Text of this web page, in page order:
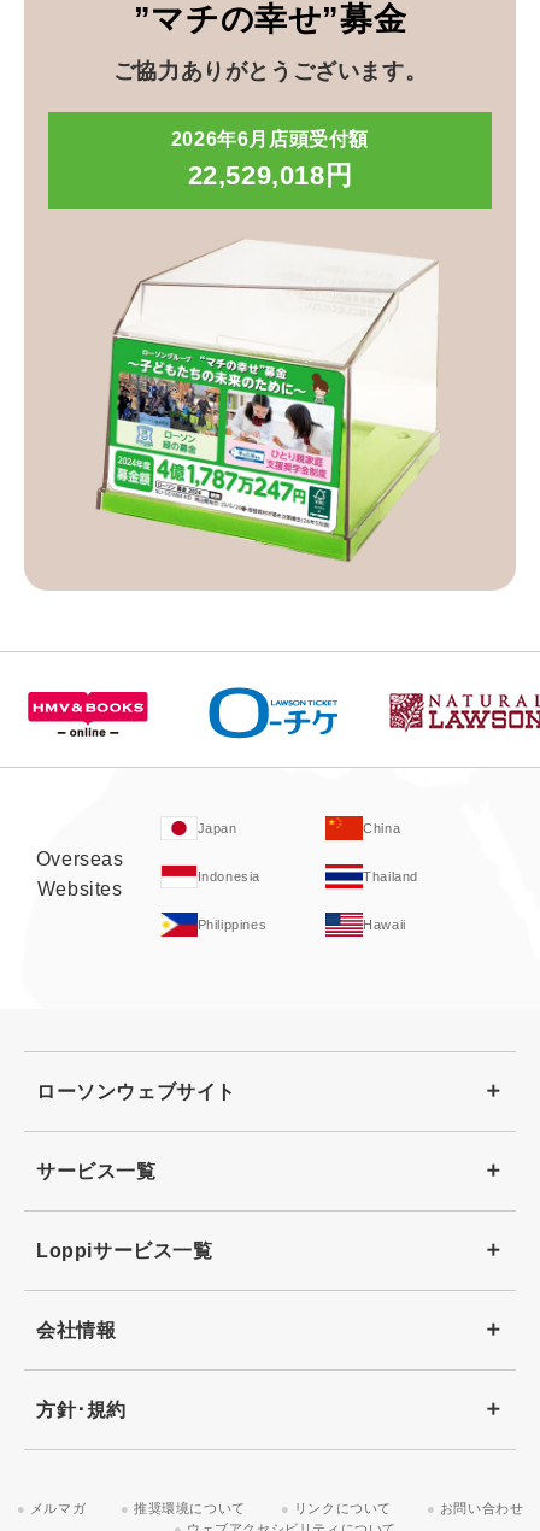
”マチの幸せ”募金
ご協力ありがとうございます。
2026年6月店頭受付額
22,529,018円
Overseas
Websites
Japan China
Indonesia Thailand
Philippines Hawaii
ローソンウェブサイト
サービス一覧
Loppiサービス一覧
会社情報
方針･規約
メルマガ 推奨環境について リンクについて
お問い合わせ